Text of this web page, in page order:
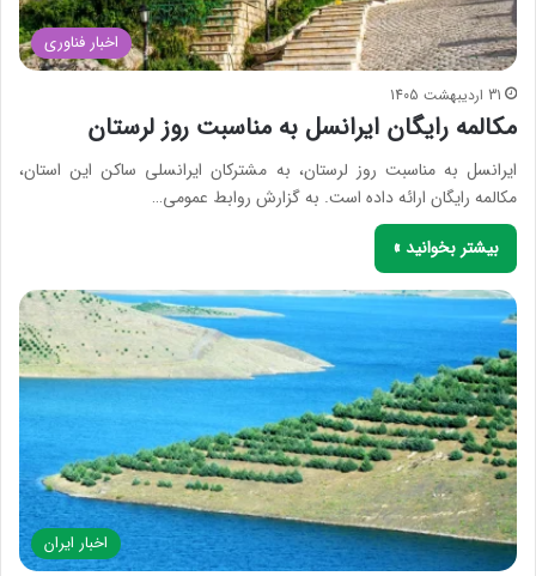
اخبار فناوری
31 اردیبهشت 1405
مکالمه رایگان ایرانسل به مناسبت روز لرستان
ایرانسل به مناسبت روز لرستان، به مشترکان ایرانسلی ساکن این استان،
مکالمه رایگان ارائه داده است. به گزارش روابط عمومی…
بیشتر بخوانید »
اخبار ایران